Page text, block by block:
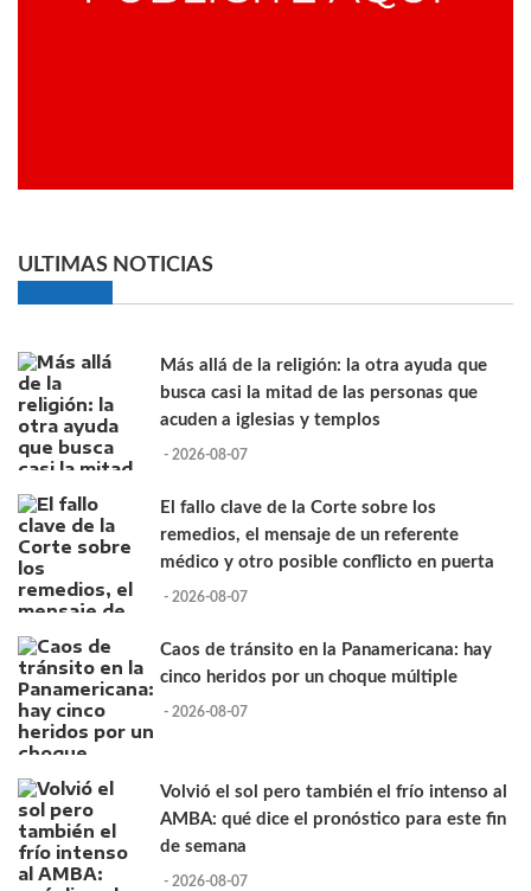
ULTIMAS NOTICIAS
Más allá de la religión: la otra ayuda que
busca casi la mitad de las personas que
acuden a iglesias y templos
- 2026-08-07
El fallo clave de la Corte sobre los
remedios, el mensaje de un referente
médico y otro posible conflicto en puerta
- 2026-08-07
Caos de tránsito en la Panamericana: hay
cinco heridos por un choque múltiple
- 2026-08-07
Volvió el sol pero también el frío intenso al
AMBA: qué dice el pronóstico para este fin
de semana
- 2026-08-07